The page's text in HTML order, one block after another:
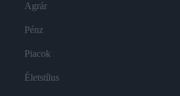
Agrár
Pénz
Piacok
Életstílus